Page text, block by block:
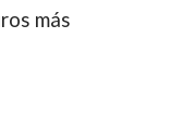
más